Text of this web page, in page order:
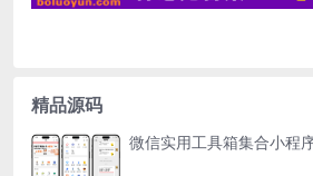
精品源码
微信实用工具箱集合小程